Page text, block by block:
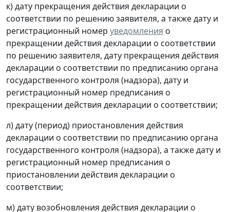
к) дату прекращения действия декларации о
соответствии по решению заявителя, а также дату и
регистрационный номер уведомления о
прекращении действия декларации о соответствии
по решению заявителя, дату прекращения действия
декларации о соответствии по предписанию органа
государственного контроля (надзора), дату и
регистрационный номер предписания о
прекращении действия декларации о соответствии;
л) дату (период) приостановления действия
декларации о соответствии по предписанию органа
государственного контроля (надзора), а также дату и
регистрационный номер предписания о
приостановлении действия декларации о
соответствии;
м) дату возобновления действия декларации о